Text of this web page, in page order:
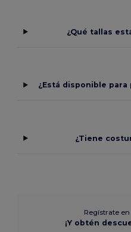
¿Qué tallas
¿Está disponible
¿Tiene
Regístrate
¡Y obtén